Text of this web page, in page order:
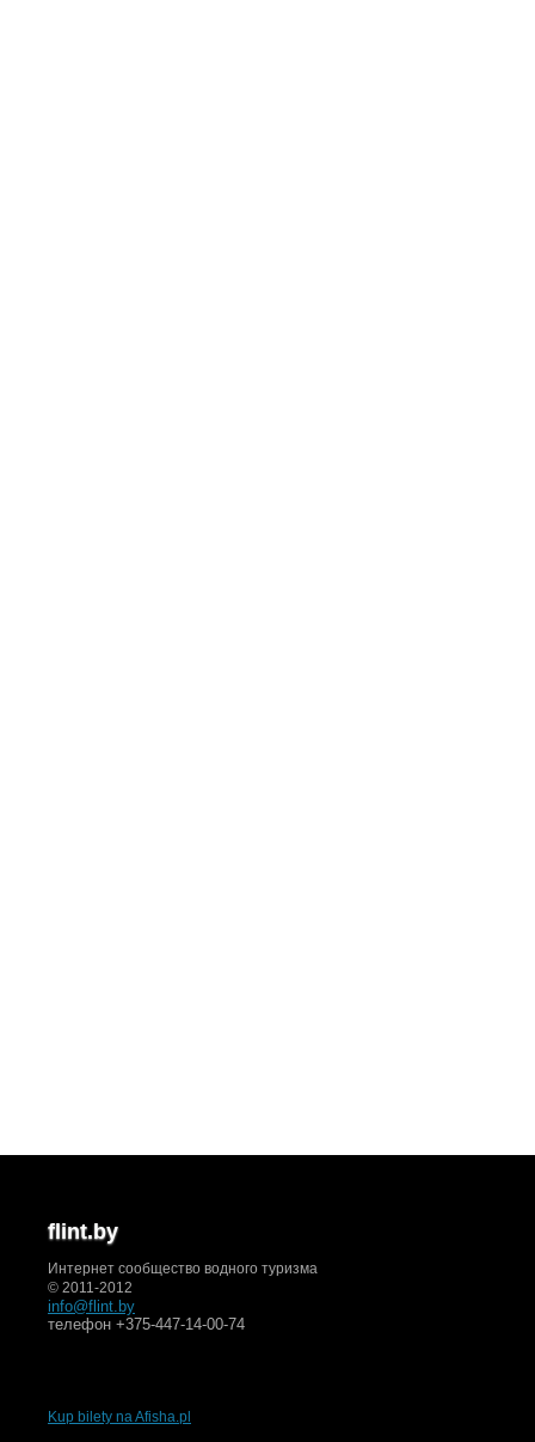
flint.by
Интернет сообщество водного туризма
© 2011-2012
info@flint.by
телефон +375-447-14-00-74
Kup bilety na Afisha.pl